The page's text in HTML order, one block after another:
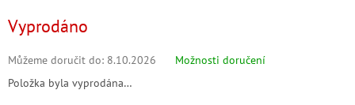
Vyprodáno
Můžeme doručit do: 8.10.2026
Možnosti doručení
Položka byla vyprodána…